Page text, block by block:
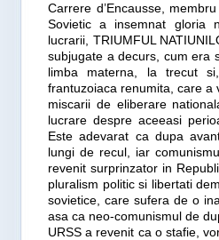
Carrere d’Encausse,
Sovietic a insemnat gloria
lucrarii, TRIUMFUL
subjugate a decurs, cum era
limba materna, la trecut
frantuzoiaca renumita, care a
miscarii de eliberare
lucrare despre aceeasi
Este adevarat ca dupa
lungi de recul, iar
revenit surprinzator in
pluralism politic si libertati
sovietice, care sufera de o
asa ca neo-comunismul de
URSS a revenit ca o stafie,